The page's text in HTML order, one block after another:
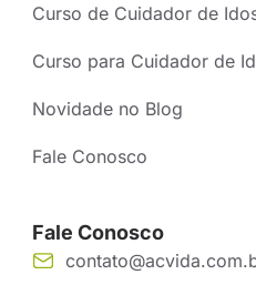
Curso de Cuidador de
Curso para Cuidador de
Novidade no Blog
Fale Conosco
Fale Conosco